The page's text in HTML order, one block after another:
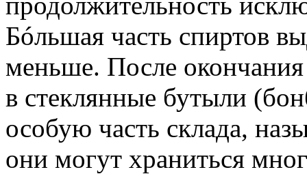
Бóльшая часть спиртов
меньше. После
в стеклянные бутыли
особую часть склада,
они могут храниться